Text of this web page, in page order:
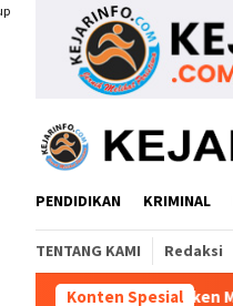
PENDIDIKAN KRIMINAL
TENTANG KAMI Redaksi
Konten Spesial
MoU Dengan BBPVP Serang